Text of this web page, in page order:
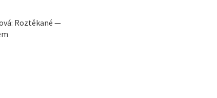
Roztěkané —